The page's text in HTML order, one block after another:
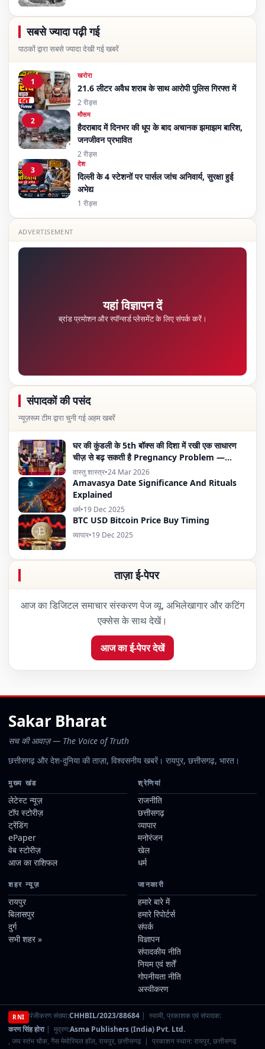
सबसे ज्यादा पढ़ी गई
पाठकों द्वारा सबसे ज्यादा देखी गई खबरें
1
खरोरा
21.6 लीटर अवैध शराब के साथ आरोपी पुलिस गिरफ्त में
2 रीड्स
2
मौसम
हैदराबाद में दिनभर की धूप के बाद अचानक झमाझम बारिश,
जनजीवन प्रभावित
2 रीड्स
3
देश
दिल्ली के 4 स्टेशनों पर पार्सल जांच अनिवार्य, सुरक्षा हुई
अभेद्य
1 रीड्स
ADVERTISEMENT
यहां विज्ञापन दें
ब्रांड प्रमोशन और स्पॉन्सर्ड प्लेसमेंट के लिए संपर्क करें।
संपादकों की पसंद
न्यूज़रूम टीम द्वारा चुनी गई अहम खबरें
घर की कुंडली के 5th बॉक्स की दिशा में रखी एक साधारण
चीज़ से बढ़ सकती है Pregnancy Problem —
Vastu Expert का दावा
वास्तु शास्त्र•24 Mar 2026
Amavasya Date Significance And Rituals
Explained
धर्म•19 Dec 2025
BTC USD Bitcoin Price Buy Timing
व्यापार•19 Dec 2025
ताज़ा ई-पेपर
आज का डिजिटल समाचार संस्करण पेज व्यू, अभिलेखागार और कटिंग
एक्सेस के साथ देखें।
आज का ई-पेपर देखें
Sakar Bharat
सच की आवाज़ — The Voice of Truth
छत्तीसगढ़ और देश-दुनिया की ताज़ा, विश्वसनीय खबरें। रायपुर, छत्तीसगढ़, भारत।
मुख्य खंड
लेटेस्ट न्यूज़
टॉप स्टोरीज़
ट्रेंडिंग
ePaper
वेब स्टोरीज़
आज का राशिफल
श्रेणियां
राजनीति
छत्तीसगढ़
व्यापार
मनोरंजन
खेल
धर्म
शहर न्यूज़
रायपुर
बिलासपुर
दुर्ग
सभी शहर »
जानकारी
हमारे बारे में
हमारे रिपोर्टर्स
संपर्क
विज्ञापन
संपादकीय नीति
नियम एवं शर्तें
गोपनीयता नीति
अस्वीकरण
RNI पंजीकरण संख्या:CHHBIL/2023/88684| स्वामी, प्रकाशक एवं संपादक:
करण सिंह होरा| मुद्रण:Asma Publishers (India) Pvt. Ltd.
, जय स्तंभ चौक, गैस मेमोरियल हॉल, रायपुर, छत्तीसगढ़ | प्रकाशन स्थान: रायपुर, छत्तीसगढ़